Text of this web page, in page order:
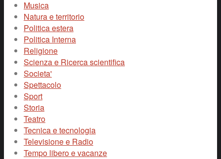
Musica
Natura e territorio
Politica estera
Politica Interna
Religione
Scienza e Ricerca scientifica
Societa'
Spettacolo
Sport
Storia
Teatro
Tecnica e tecnologia
Televisione e Radio
Tempo libero e vacanze